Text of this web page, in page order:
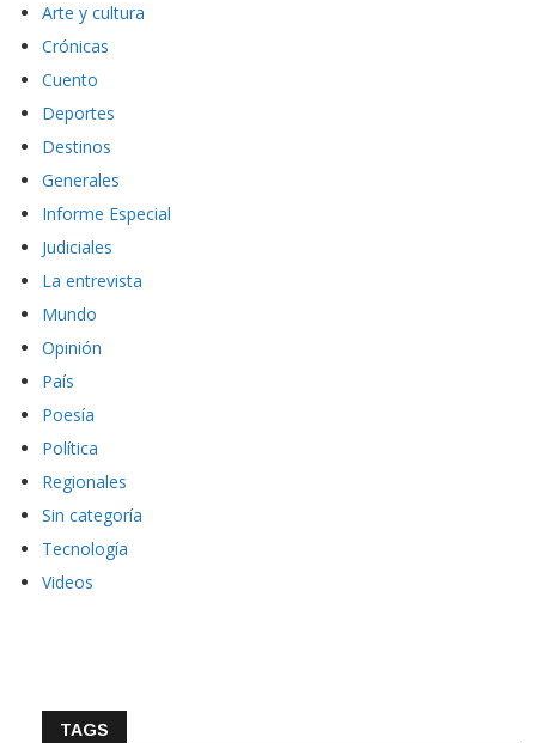
Arte y cultura
Crónicas
Cuento
Deportes
Destinos
Generales
Informe Especial
Judiciales
La entrevista
Mundo
Opinión
País
Poesía
Política
Regionales
Sin categoría
Tecnología
Videos
TAGS